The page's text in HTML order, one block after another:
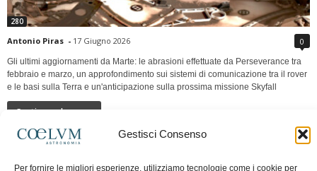
Gestisci Consenso
Per fornire le migliori esperienze, utilizziamo tecnologie come i cookie per
280
Antonio Piras - 17 Giugno 2026 0
Gli ultimi aggiornamenti da Marte: le abrasioni effettuate da Perseverance tra
febbraio e marzo, un approfondimento sui sistemi di comunicazione tra il rover
e le basi sulla Terra e un'anticipazione sulla prossima missione Skyfall
Continua a leggere